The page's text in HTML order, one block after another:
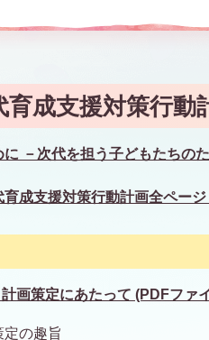
育成支援対策行動
に －次代を担う子どもたちの
育成支援対策行動計画全ペー
画策定にあたって (PDFファ
定の趣旨